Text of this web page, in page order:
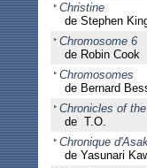
Christine
de Stephen
Chromosome 6
de Robin Cook
Chromosomes
de Bernard
Chronicles of
de T.O.
Chronique
de Yasunari